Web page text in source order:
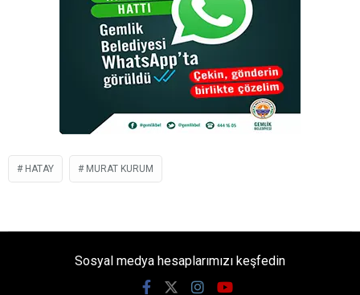
HATAY MURAT KURUM
Sosyal medya hesaplarımızı keşfedin